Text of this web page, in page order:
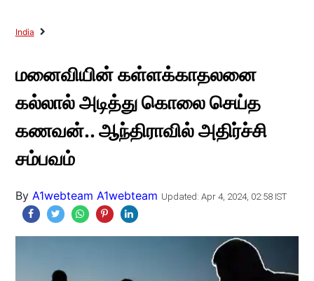
India
மனைவியின் கள்ளக்காதலனை
கல்லால் அடித்து கொலை செய்த
கணவன்.. ஆந்திராவில் அதிர்ச்சி
சம்பவம்
By A1webteam A1webteam Updated: Apr 4, 2024, 02:58 IST